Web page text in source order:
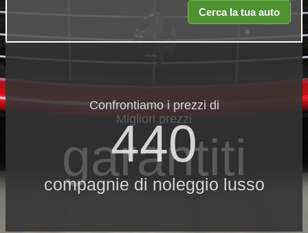
Confrontiamo i prezzi di
440
compagnie di noleggio lusso
Migliori prezzi
garantiti